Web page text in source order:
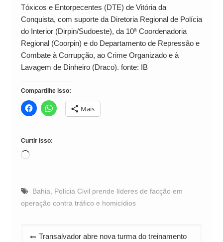
Tóxicos e Entorpecentes (DTE) de Vitória da
Conquista, com suporte da Diretoria Regional de Polícia
do Interior (Dirpin/Sudoeste), da 10ª Coordenadoria
Regional (Coorpin) e do Departamento de Repressão e
Combate à Corrupção, ao Crime Organizado e à
Lavagem de Dinheiro (Draco). fonte: IB
Compartilhe isso:
Mais
Curtir isso:
Carregando...
Bahia
Polícia Civil prende líderes de facção em
operação contra tráfico e homicídios
Navegação
Transalvador abre nova turma do treinamento